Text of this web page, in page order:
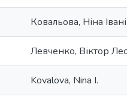
Ковальова, Ніна
Левченко, Віктор
Kovalova, Nina I.